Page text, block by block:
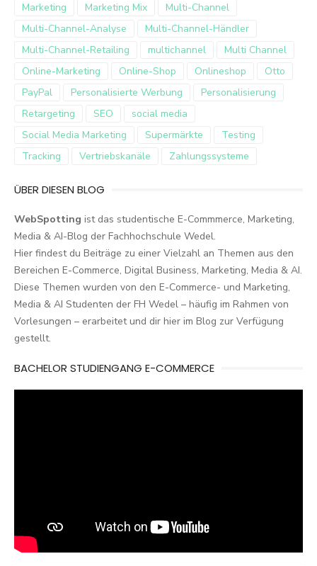
Marketing
Marketing Mix
Multi-Channel
Multi-Channel-Analyse
Multi-Channel-Händler
Multi-Channel-Retailing
multichannel
Multi Channel
Online-Marketing
Online-Shop Onlineshop
Otto
PayPal
Personalisierte Werbung
Personalisierung
Retargeting
SEO
social media
Social Media Marketing
Supermärkte
Testing
Tracking
Vertriebskanäle Zahlungssysteme
ÜBER DIESEN BLOG
WebSpotting ist das studentische E-Commmerce, Marketing,
Media & AI-Blog der Fachhochschule Wedel.
Hier findest du Beiträge zu einer Vielzahl an Themen aus den
Bereichen E-Commerce, Digital Business, Marketing, Media & AI.
Diese Themen wurden von den E-Commerce- und Marketing,
Media & AI Studenten der FH Wedel – häufig im Rahmen von
Vorlesungen – erarbeitet und dir hier im Blog zur Verfügung
gestellt.
BACHELOR STUDIENGANG E-COMMERCE